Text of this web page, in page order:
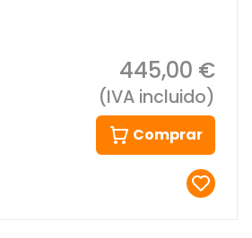
445,00 €
(IVA incluido)
Comprar